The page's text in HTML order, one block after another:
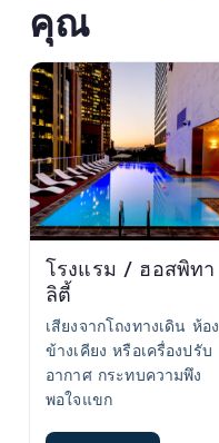
คุณ
โรงแรม / ฮอสพิทา
ลิตี้
เสียงจากโถงทางเดิน ห้อง
ข้างเคียง หรือเครื่องปรับ
อากาศ กระทบความพึง
พอใจแขก